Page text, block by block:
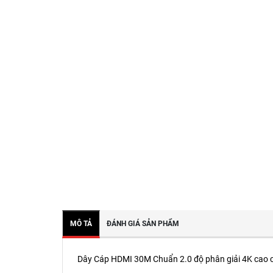
MÔ TẢ ĐÁNH GIÁ SẢN PHẨM
Dây Cáp HDMI 30M Chuẩn 2.0 độ phân giải 4K cao